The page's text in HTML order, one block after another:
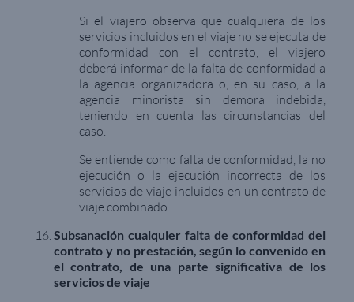
Si el viajero observa que cualquiera de los
servicios incluidos en el viaje no se ejecuta de
conformidad con el contrato, el viajero
deberá informar de la falta de conformidad a
la agencia organizadora o, en su caso, a la
agencia minorista sin demora indebida,
teniendo en cuenta las circunstancias del
caso.
Se entiende como falta de conformidad, la no
ejecución o la ejecución incorrecta de los
servicios de viaje incluidos en un contrato de
viaje combinado.
Subsanación cualquier falta de conformidad del
contrato y no prestación, según lo convenido en
el contrato, de una parte significativa de los
servicios de viaje